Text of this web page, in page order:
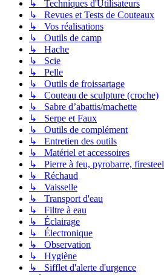
↳ Techniques d'Utilisateurs
↳ Revues et Tests de Couteaux
↳ Vos réalisations
↳ Outils de camp
↳ Hache
↳ Scie
↳ Pelle
↳ Outils de froissartage
↳ Couteau de sculpture (croche)
↳ Sabre d’abattis/machette
↳ Serpe et Faux
↳ Outils de complément
↳ Entretien des outils
↳ Matériel et accessoires
↳ Pierre à feu, pyrobarre, firesteel
↳ Réchaud
↳ Vaisselle
↳ Transport d'eau
↳ Filtre à eau
↳ Éclairage
↳ Électronique
↳ Observation
↳ Hygiène
↳ Sifflet d'alerte d'urgence